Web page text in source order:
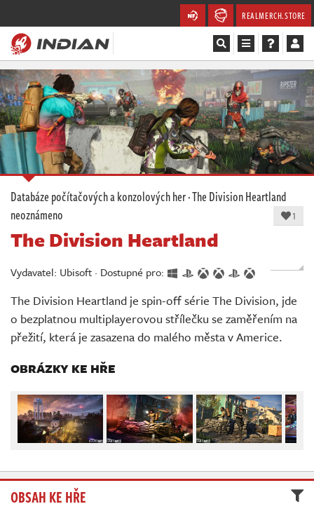
REALMERCH.STORE
Magazín
Recenze
Videa
Soutěže
Databáze
Komunita
Redakce
Živě
Databáze počítačových a konzolových her·The Division Heartland
neoznámeno
1
The Division Heartland
Vydavatel: Ubisoft · Dostupné pro:
The Division Heartland je spin-off série The Division, jde
o bezplatnou multiplayerovou střílečku se zaměřením na
přežití, která je zasazena do malého města v Americe.
OBRÁZKY KE HŘE
OBSAH KE HŘE